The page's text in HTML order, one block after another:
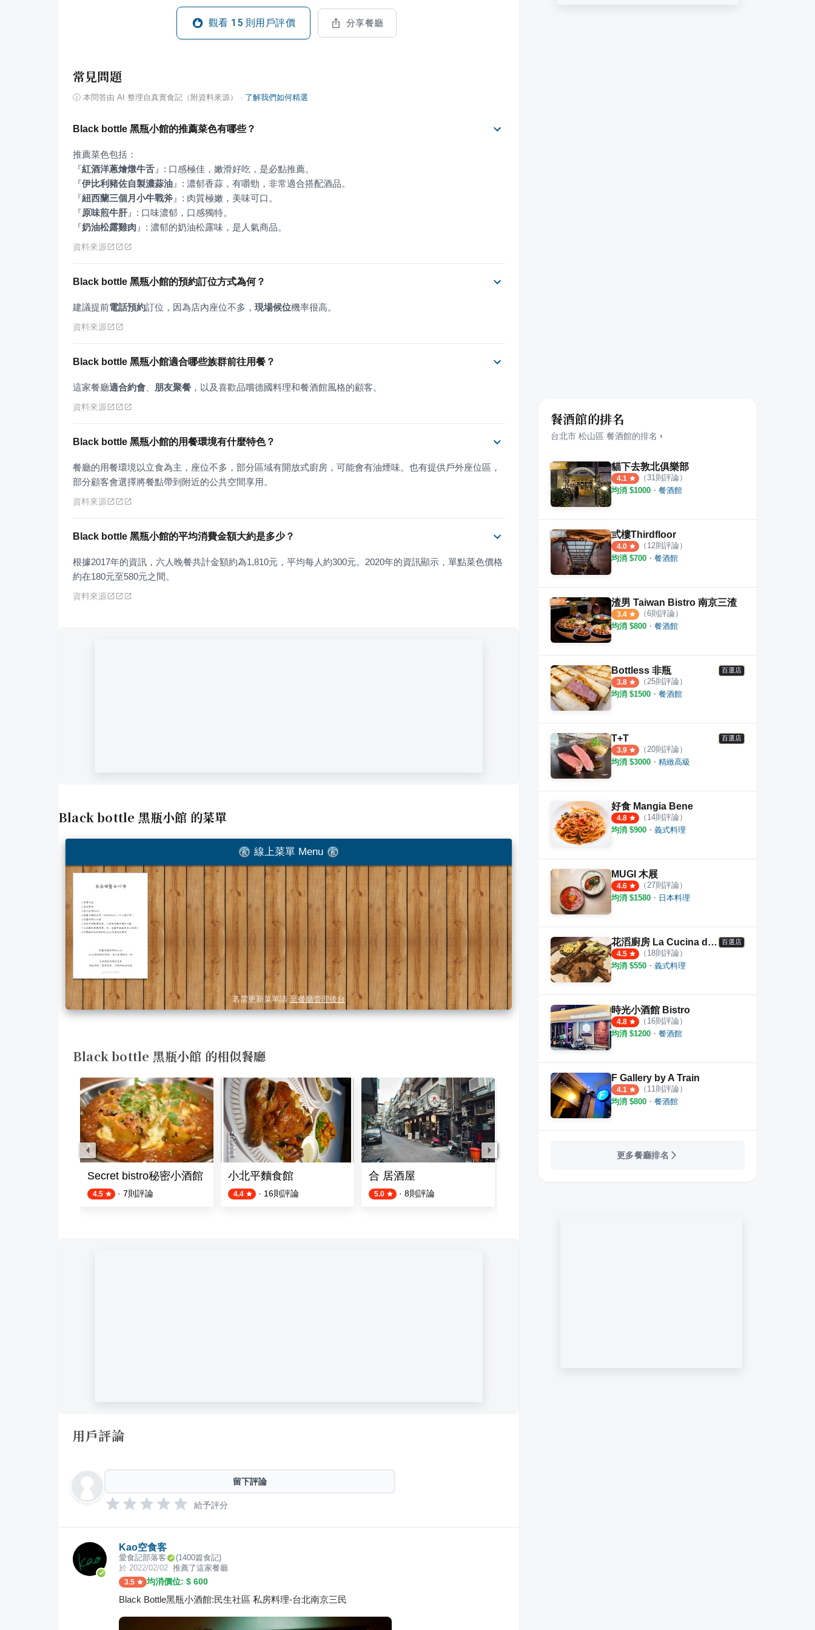
觀看 15 則用戶評價 分享餐廳
常見問題
ⓘ 本問答由 AI 整理自真實食記（附資料來源） · 了解我們如何精選
Black bottle 黑瓶小館的推薦菜色有哪些？
『紅酒洋蔥燴燉牛舌 』
『伊比利豬佐自製濃蒜油 』
『紐西蘭三個月小牛戰斧 』
『原味煎牛肝』
『奶油松露雞肉 』 : 濃郁的奶油松露味，是人氣商品。
資料來源
Black bottle 黑瓶小館的預約訂位方式為何？
建議提前電話預約訂位，因為店內座位不多， 現場候位機率很高。
資料來源
Black bottle 黑瓶小館適合哪些族群前往用餐？
這家餐廳適合約會 朋友聚餐 ，以及喜歡品嚐德國料理和餐酒館風格的顧客。
資料來源
Black bottle 黑瓶小館的用餐環境有什麼特色？
餐廳的用餐環境以立食為主，座位不多，部分區域有開放式廚房，可能會有油煙味。也有提供戶外座位區，
部分顧客會選擇將餐點帶到附近的公共空間享用。
資料來源
Black bottle 黑瓶小館的平均消費金額大約是多少？
根據2017年的資訊，六人晚餐共計金額約為1,810元，平均每人約300元。2020年的資訊顯示，單點菜色價格
約在180元至580元之間。
資料來源
Black bottle 黑瓶小館 的菜單
線上菜單 Menu
若需更新菜單請 至餐廳管理後台
Black bottle 黑瓶小館 的相似餐廳
Secret bistro秘密小酒館
4.5 · 7則評論
小北平麵食館
4.4 · 16則評論
合 居酒屋
5.0 · 8則評論
用戶評論
留下評論
給予評分
Kao空食客
愛食記部落客 (1400篇食記)
於 2022/02/02 推薦了這家餐廳
3.5 均消價位: $ 600
Black Bottle黑瓶小酒館:民生社區 私房料理-台北南京三民
餐酒館的排名
台北市 松山區 餐酒館的排名 ›
貓下去敦北俱樂部
4.1 （31則評論）
均消 $1000 ・ 餐酒館
弎樓Thirdfloor
4.0 （ 12則評論）
均消 $700 ・ 餐酒館
渣男 Taiwan Bistro 南京三渣
3.4 （6則評論）
均消 $800 ・ 餐酒館
Bottless 非瓶 百選店
3.8 （25則評論）
均消 $1500 ・ 餐酒館
T+T 百選店
3.9 （20則評論）
均消 $3000 ・ 精緻高級
好食 Mangia Bene
4.8 （ 14則評論）
均消 $900 ・ 義式料理
MUGI 木屐
4.6 （27則評論）
均消 $1580 ・ 日本料理
花滔廚房 La Cucina di Flora 百選店
4.5 （ 18則評論）
均消 $550 ・ 義式料理
時光小酒館 Bistro
4.8 （ 16則評論）
均消 $1200 ・ 餐酒館
F Gallery by A Train
4.1 （ 11則評論）
均消 $800 ・ 餐酒館
更多餐廳排名